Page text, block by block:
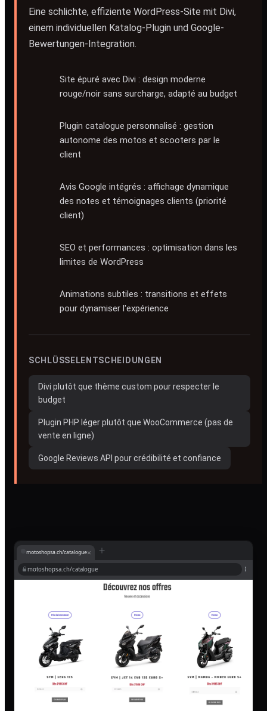
Eine schlichte, effiziente WordPress-Site mit Divi,
einem individuellen Katalog-Plugin und Google-
Bewertungen-Integration.
Site épuré avec Divi : design moderne
rouge/noir sans surcharge, adapté au budget
Plugin catalogue personnalisé : gestion
autonome des motos et scooters par le
client
Avis Google intégrés : affichage dynamique
des notes et témoignages clients (priorité
client)
SEO et performances : optimisation dans les
limites de WordPress
Animations subtiles : transitions et effets
pour dynamiser l'expérience
SCHLÜSSELENTSCHEIDUNGEN
Divi plutôt que thème custom pour respecter le
budget
Plugin PHP léger plutôt que WooCommerce (pas de
vente en ligne)
Google Reviews API pour crédibilité et confiance
motoshopsa.ch/catalogue×
motoshopsa.ch/catalogue